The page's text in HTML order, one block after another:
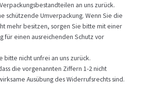
an uns zurück.
schützende Umverpackung. Wenn Sie die
mehr besitzen, sorgen Sie bitte mit einer
für einen ausreichenden Schutz vor
bitte nicht unfrei an uns zurück.
die vorgenannten Ziffern 1-2 nicht
Ausübung des Widerrufsrechts sind.